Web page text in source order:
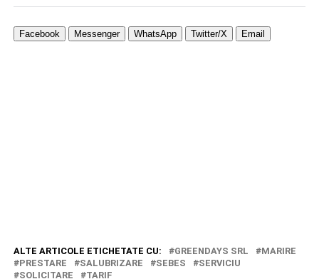
Facebook Messenger WhatsApp Twitter/X Email
ALTE ARTICOLE ETICHETATE CU: GREENDAYS SRL
MARIRE
PRESTARE
SALUBRIZARE SEBES
SERVICIU
SOLICITARE
TARIF